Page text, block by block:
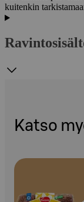
kuitenkin
Katso